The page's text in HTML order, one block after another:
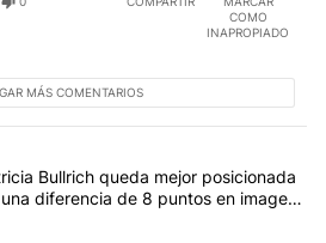
COMO
INAPROPIADO
MÁS COMENTARIOS
con más comentarios en los
con el título "Encuesta: Patricia
Bullrich queda mejor posicionada
diferencia de 8 puntos en imagen